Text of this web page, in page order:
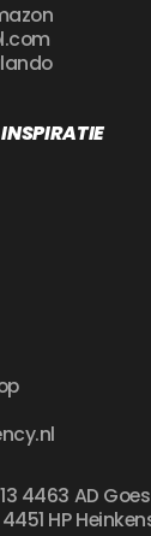
4463 AD Goes
HP